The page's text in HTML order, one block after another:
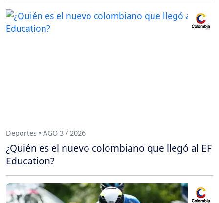
Deportes • AGO 3 / 2026
¿Quién es el nuevo colombiano que llegó al EF
Education?